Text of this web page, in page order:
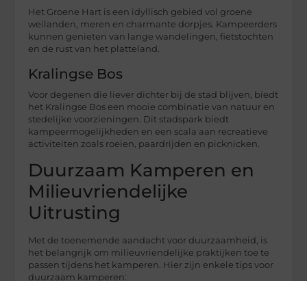
Het Groene Hart is een idyllisch gebied vol groene
weilanden, meren en charmante dorpjes. Kampeerders
kunnen genieten van lange wandelingen, fietstochten
en de rust van het platteland.
Kralingse Bos
Voor degenen die liever dichter bij de stad blijven, biedt
het Kralingse Bos een mooie combinatie van natuur en
stedelijke voorzieningen. Dit stadspark biedt
kampeermogelijkheden en een scala aan recreatieve
activiteiten zoals roeien, paardrijden en picknicken.
Duurzaam Kamperen en
Milieuvriendelijke
Uitrusting
Met de toenemende aandacht voor duurzaamheid, is
het belangrijk om milieuvriendelijke praktijken toe te
passen tijdens het kamperen. Hier zijn enkele tips voor
duurzaam kamperen: